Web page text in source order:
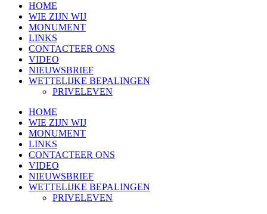
HOME
WIE ZIJN WIJ
MONUMENT
LINKS
CONTACTEER ONS
VIDEO
NIEUWSBRIEF
WETTELIJKE BEPALINGEN
PRIVELEVEN
HOME
WIE ZIJN WIJ
MONUMENT
LINKS
CONTACTEER ONS
VIDEO
NIEUWSBRIEF
WETTELIJKE BEPALINGEN
PRIVELEVEN